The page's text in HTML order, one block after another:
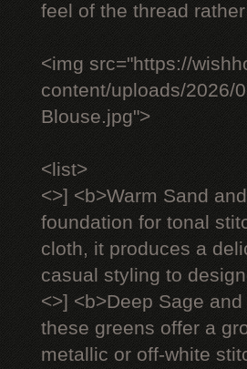
feel of the thread
<img src="https://
content/uploads/2026/
Blouse.jpg">
<list>
<>] <b>Warm Sand
foundation for tonal
cloth, it produces a
casual styling to
<>] <b>Deep Sage
these greens offer a
metallic or off-white